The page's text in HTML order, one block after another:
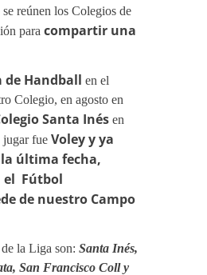
compartir una
de Handball
Santa Inés
Voley y ya
última fecha,
el Fútbol
de nuestro Campo
Santa Inés,
San Francisco Coll y